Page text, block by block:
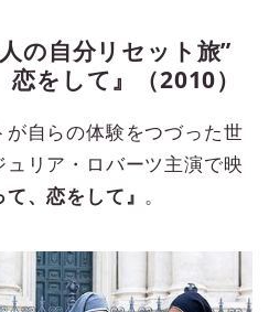
の自分リセット旅”
恋をして』（2010）
自らの体験をつづった世
リア・ロバーツ主演で映
て、恋をして』 。